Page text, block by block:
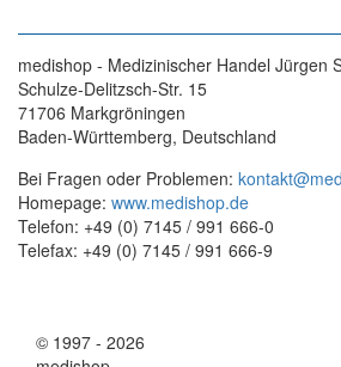
medishop - Medizinischer Handel Jürgen
Schulze-Delitzsch-Str. 15
71706 Markgröningen
Baden-Württemberg, Deutschland
Bei Fragen oder Problemen:
Homepage: www.medishop.de
Telefon: +49 (0) 7145 / 991 666-0
Telefax: +49 (0) 7145 / 991 666-9
© 1997 - 2026